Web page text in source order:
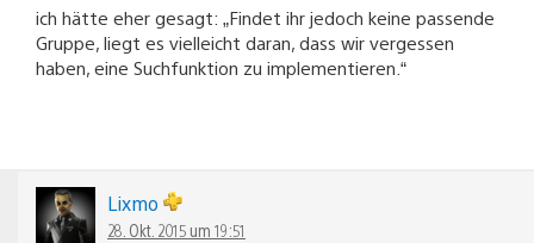
ich hätte eher gesagt: „Findet ihr jedoch keine passende
Gruppe, liegt es vielleicht daran, dass wir vergessen
haben, eine Suchfunktion zu implementieren.“
Lixmo
28. Okt. 2015 um 19:51